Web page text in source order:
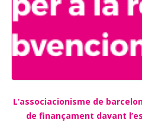
L’associacionisme de
de finançament davant